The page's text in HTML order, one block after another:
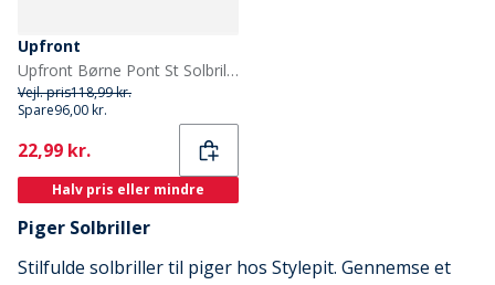
Upfront
Upfront Børne Pont St Solbriller Medium Brown
Vejl. pris118,99 kr.
Spare96,00 kr.
Current
22,99 kr.
Halv pris eller mindre
Piger Solbriller
Stilfulde solbriller til piger hos Stylepit. Gennemse et